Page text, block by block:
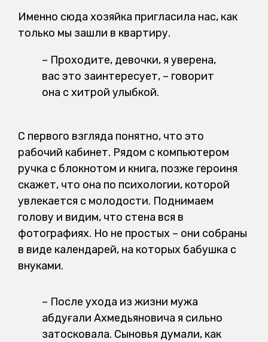
Именно сюда хозяйка пригласила нас, как
только мы зашли в квартиру.
– Проходите, девочки, я уверена,
вас это заинтересует, – говорит
она с хитрой улыбкой.
С первого взгляда понятно, что это
рабочий кабинет. Рядом с компьютером
ручка с блокнотом и книга, позже героиня
скажет, что она по психологии, которой
увлекается с молодости. Поднимаем
голову и видим, что стена вся в
фотографиях. Но не простых – они собраны
в виде календарей, на которых бабушка с
внуками.
– После ухода из жизни мужа
Қабдуғали Ахмедьяновича я сильно
затосковала. Сыновья думали, как